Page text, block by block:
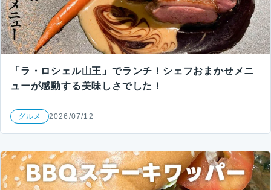
「ラ・ロシェル山王」でランチ！シェフおまかせメニ
ューが感動する美味しさでした！
グルメ 2026/07/12